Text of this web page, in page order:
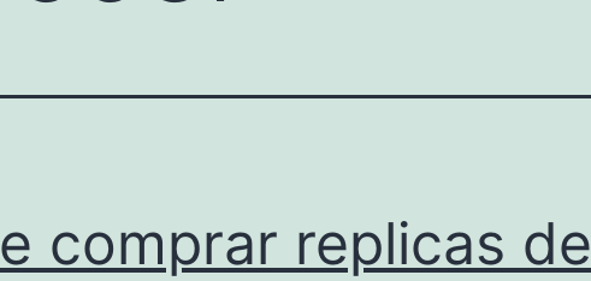
comprar replicas de